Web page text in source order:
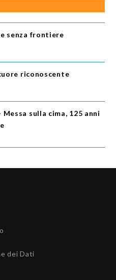
senza frontiere
riconoscente
sulla cima, 125 anni
dei Dati